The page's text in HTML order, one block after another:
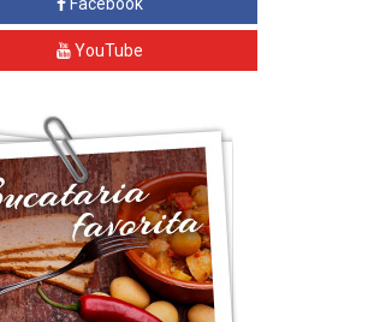
YouTube